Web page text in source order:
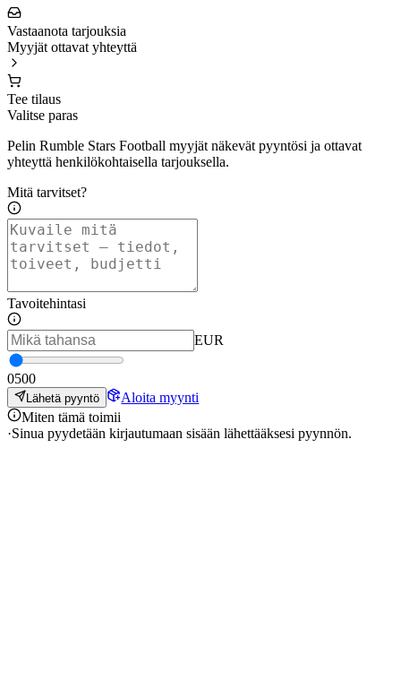
Vastaanota tarjouksia
Myyjät ottavat yhteyttä
Tee tilaus
Valitse paras
Pelin Rumble Stars Football myyjät näkevät pyyntösi ja ottavat
yhteyttä henkilökohtaisella tarjouksella.
Mitä tarvitset?
Tavoitehintasi
EUR
0500
Lähetä pyyntö
Aloita myynti
Miten tämä toimii
·Sinua pyydetään kirjautumaan sisään lähettääksesi pyynnön.